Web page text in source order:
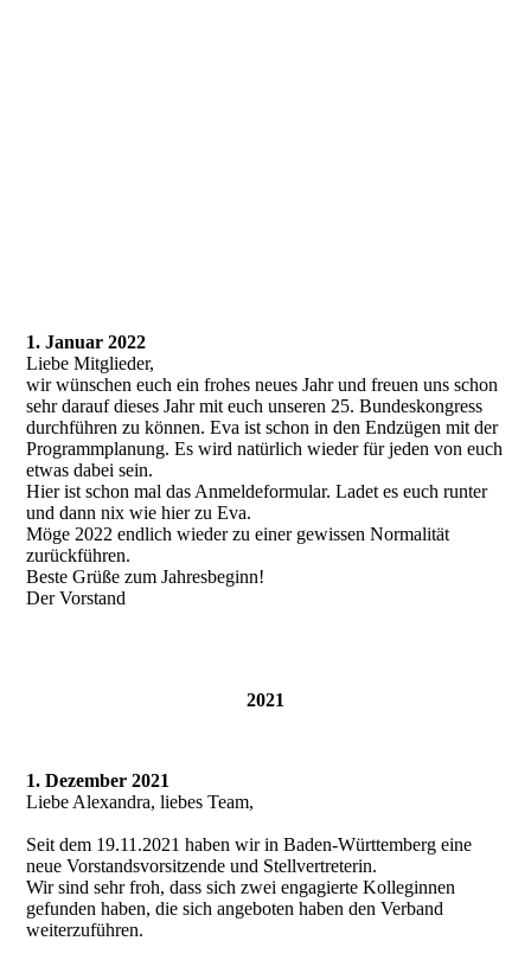
1. Januar 2022
Liebe Mitglieder,
wir wünschen euch ein frohes neues Jahr und freuen uns schon
sehr darauf dieses Jahr mit euch unseren 25. Bundeskongress
durchführen zu können. Eva ist schon in den Endzügen mit der
Programmplanung. Es wird natürlich wieder für jeden von euch
etwas dabei sein.
Hier ist schon mal das Anmeldeformular. Ladet es euch runter
und dann nix wie hier zu Eva.
Möge 2022 endlich wieder zu einer gewissen Normalität
zurückführen.
Beste Grüße zum Jahresbeginn!
Der Vorstand
2021
1. Dezember 2021
Liebe Alexandra, liebes Team,
Seit dem 19.11.2021 haben wir in Baden-Württemberg eine
neue Vorstandsvorsitzende und Stellvertreterin.
Wir sind sehr froh, dass sich zwei engagierte Kolleginnen
gefunden haben, die sich angeboten haben den Verband
weiterzuführen.